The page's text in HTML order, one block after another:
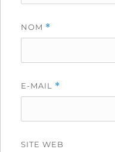
NOM *
E-MAIL *
SITE WEB